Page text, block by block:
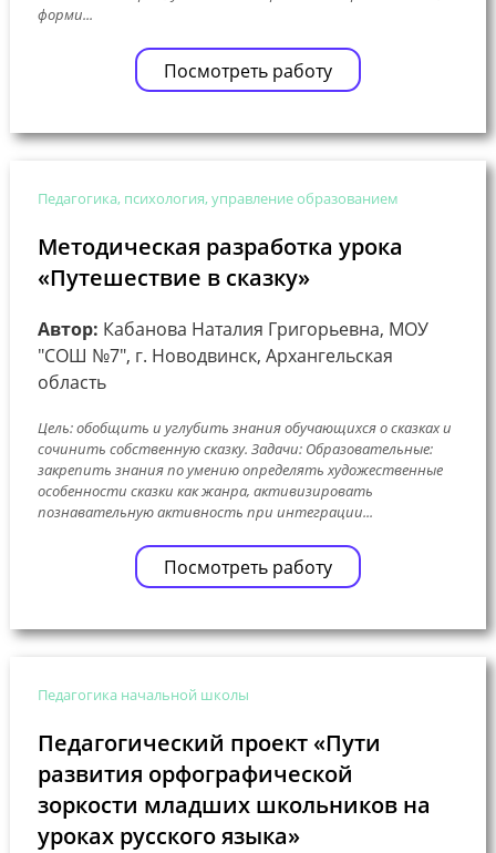
форми...
Посмотреть работу
Педагогика, психология, управление образованием
Методическая разработка урока
«Путешествие в сказку»
Автор: Кабанова Наталия Григорьевна, МОУ
"СОШ №7", г. Новодвинск, Архангельская
область
Цель: обобщить и углубить знания обучающихся о сказках и
сочинить собственную сказку. Задачи: Образовательные:
закрепить знания по умению определять художественные
особенности сказки как жанра, активизировать
познавательную активность при интеграции...
Посмотреть работу
Педагогика начальной школы
Педагогический проект «Пути
развития орфографической
зоркости младших школьников на
уроках русского языка»